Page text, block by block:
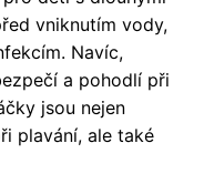
vniknutím vody,
Navíc,
a pohodlí při
jsou nejen
plavání, ale také